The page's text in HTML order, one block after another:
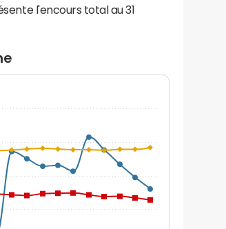
l'encours total au 31